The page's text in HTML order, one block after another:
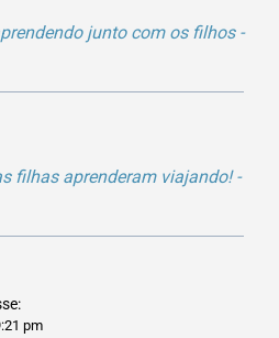
junto com os filhos -
filhas aprenderam viajando! -
pm